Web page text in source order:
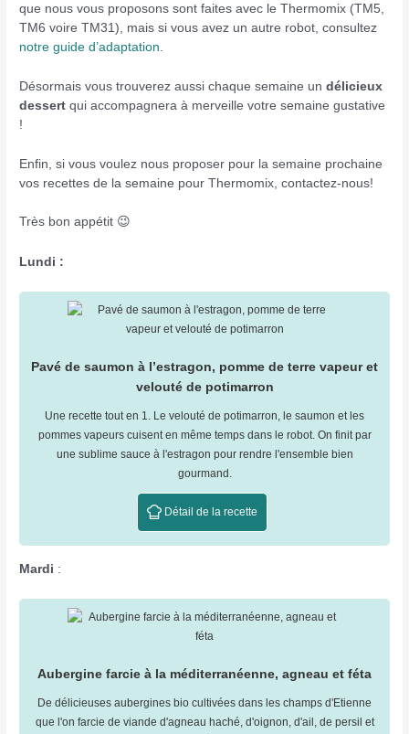
que nous vous proposons sont faites avec le Thermomix (TM5,
TM6 voire TM31), mais si vous avez un autre robot, consultez
notre guide d’adaptation
Désormais vous trouverez aussi chaque semaine undélicieux
dessert qui accompagnera à merveille votre semaine gustative
!
Enfin, si vous voulez nous proposer pour la semaine prochaine
vos recettes de la semaine pour Thermomix, contactez-nous!
Très bon appétit 😉
Lundi :
Pavé de saumon à l’estragon, pomme de terre vapeur et
velouté de potimarron
Une recette tout en 1. Le velouté de potimarron, le saumon et les
pommes vapeurs cuisent en même temps dans le robot. On finit par
une sublime sauce à l'estragon pour rendre l'ensemble bien
gourmand.
Détail de la recette
Mardi :
Aubergine farcie à la méditerranéenne, agneau et féta
De délicieuses aubergines bio cultivées dans les champs d'Etienne
que l'on farcie de viande d'agneau haché, d'oignon, d'ail, de persil et